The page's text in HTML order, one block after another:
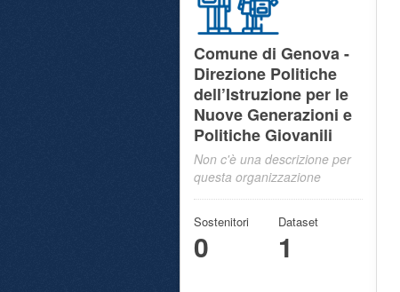
Comune di Genova -
Direzione Politiche
dell’Istruzione per le
Nuove Generazioni e
Politiche Giovanili
Non c'è una descrizione per
questa organizzazione
Sostenitori
0
Dataset
1